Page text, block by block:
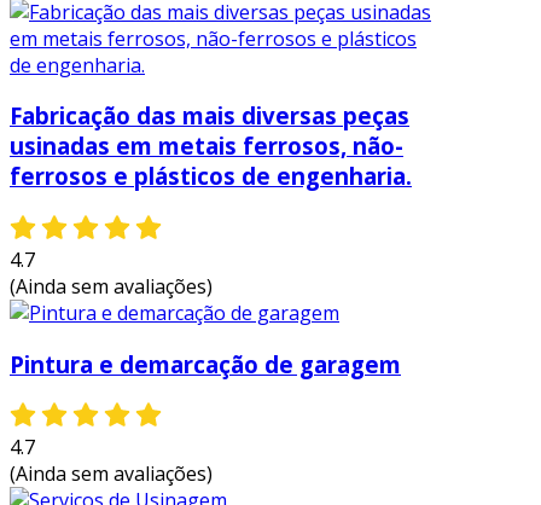
Fabricação das mais diversas peças
usinadas em metais ferrosos, não-
ferrosos e plásticos de engenharia.
4.7
(Ainda sem avaliações)
Pintura e demarcação de garagem
4.7
(Ainda sem avaliações)